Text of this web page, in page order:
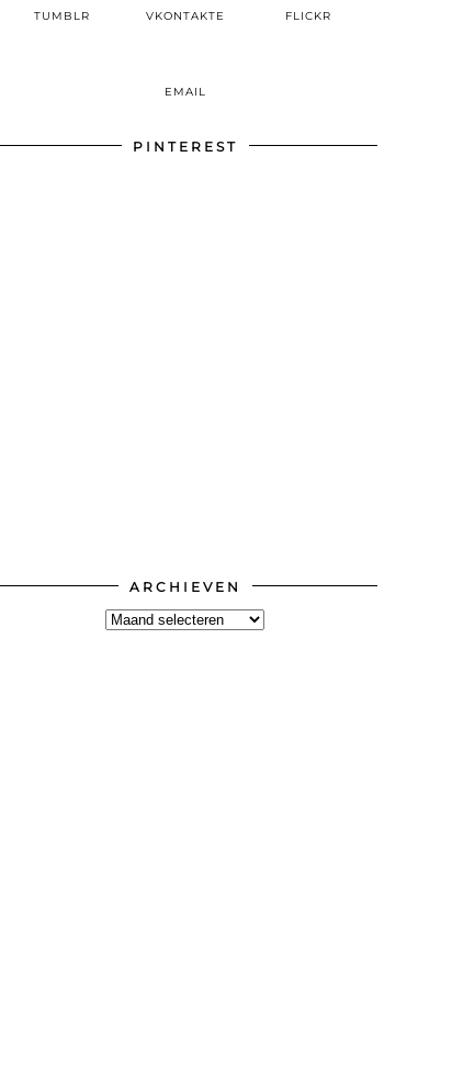
TUMBLR VKONTAKTE FLICKR
EMAIL
PINTEREST
ARCHIEVEN
Archieven